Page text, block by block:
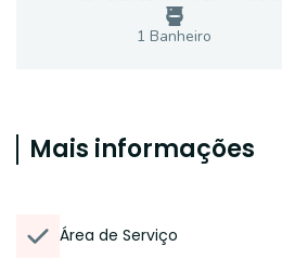
1 Banheiro
Mais informações
Área de Serviço